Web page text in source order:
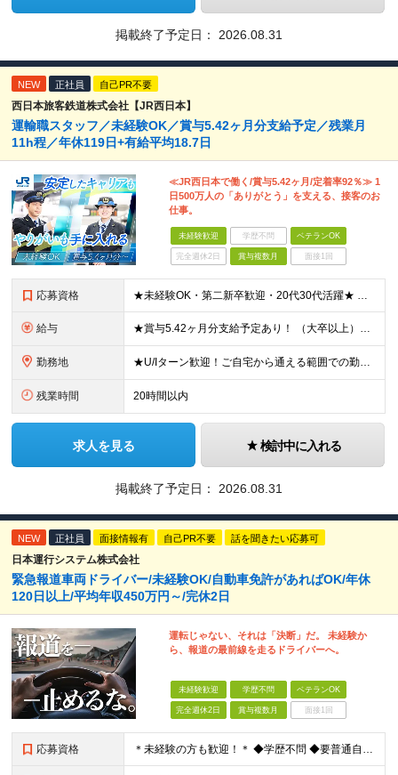
掲載終了予定日： 2026.08.31
NEW 正社員 自己PR不要
西日本旅客鉄道株式会社【JR西日本】
運輸職スタッフ／未経験OK／賞与5.42ヶ月分支給予定／残業月
11h程／年休119日+有給平均18.7日
≪JR西日本で働く/賞与5.42ヶ月/定着率92％≫ 1
日500万人の「ありがとう」を支える、接客のお
仕事。
未経験歓迎 学歴不問 ベテランOK
完全週休2日 賞与複数月 面接1回
応募資格 ★未経験OK・第二新卒歓迎・20代30代活躍★ ☆高卒以上 ☆社会人経験（就労経験）がある方 業界・ポジション・年数は不問です！ 「誰もが知る大手企業で働きたい」 「1人より、チームで仕事がした
給与 ★賞与5.42ヶ月分支給予定あり！ （大卒以上）月給24万1,692円～39万5,780円＋各種手当＋賞与2回 （高卒以上）月給22万2,662円～39万5,780円＋各種手当＋賞与2回 ※上記は
勤務地 ★U/Iターン歓迎！ご自宅から通える範囲での勤務となります ★JR西日本本社（大阪市北区）または、当社事業エリア内（北陸から北九州まで）の各支社で勤務 ※関西に本社あり※ 〈近畿エリア〉 三重県（
残業時間 20時間以内
求人を見る 検討中に入れる
掲載終了予定日： 2026.08.31
NEW 正社員 面接情報有 自己PR不要 話を聞きたい応募可
日本運行システム株式会社
緊急報道車両ドライバー/未経験OK/自動車免許があればOK/年休
120日以上/平均年収450万円～/完休2日
運転じゃない、それは「決断」だ。 未経験か
ら、報道の最前線を走るドライバーへ。
未経験歓迎 学歴不問 ベテランOK
完全週休2日 賞与複数月 面接1回
応募資格 ＊未経験の方も歓迎！＊ ◆学歴不問 ◆要普通自動車第一種運転免許 ◆守秘義務を守れる方 ※以下の経験が活かせます ・ホスピタリティ・マナーを大事に人と接する仕事の経験 ・整備士やディーラーなど、車